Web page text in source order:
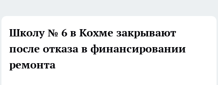
Школу № 6 в Кохме закрывают
после отказа в финансировании
ремонта